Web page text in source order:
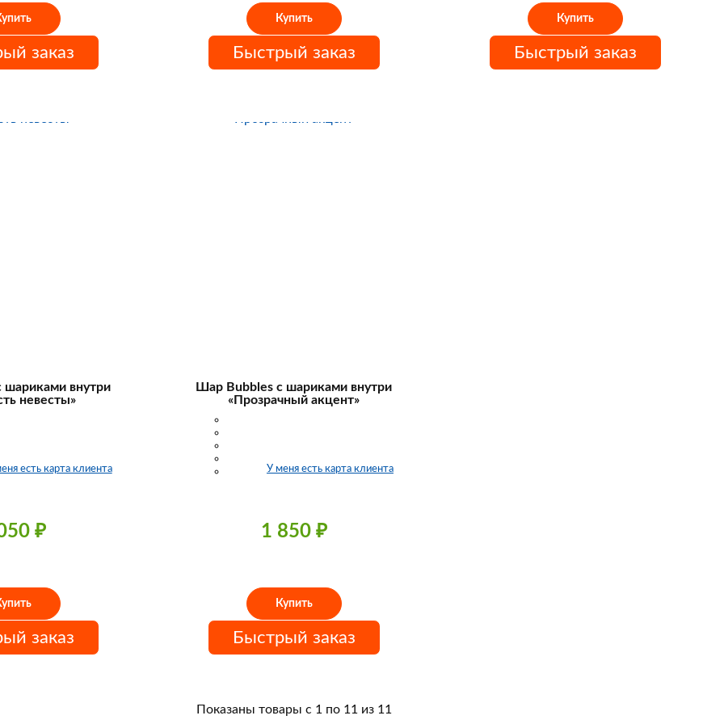
заказ
Купить
Быстрый заказ
Купить
Быстрый заказ
шариками внутри
невесты»
есть карта клиента
₽
заказ
Шар Bubbles с шариками внутри
«Прозрачный акцент»
У меня есть карта клиента
1 850 ₽
Купить
Быстрый заказ
Показаны товары с 1 по 11 из 11